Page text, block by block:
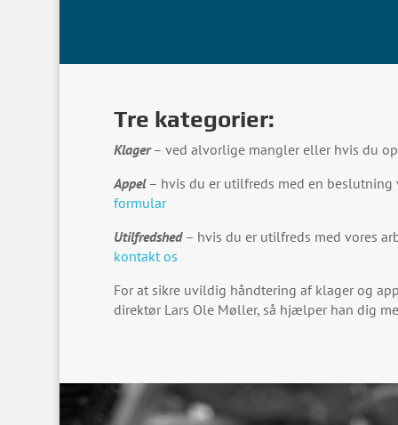
Tre kategorier:
Klager– ved alvorlige mangler eller hvis du
Appel– hvis du er utilfreds med en beslutning
formular
Utilfredshed– hvis du er utilfreds med vores
kontakt os
For at sikre uvildig håndtering af klager og
direktør Lars Ole Møller, så hjælper han dig